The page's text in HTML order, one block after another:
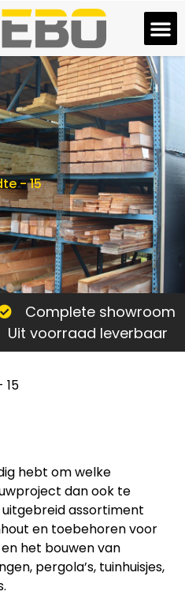
-15
Complete showroom
Uit voorraad leverbaar
15
hebt om welke
dan ook te
assortiment
en toebehoren voor
het bouwen van
pergola’s, tuinhuisjes,